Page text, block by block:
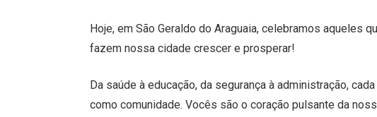
Hoje, em São Geraldo do Araguaia, celebramos aqueles
fazem nossa cidade crescer e prosperar!
Da saúde à educação, da segurança à administração,
como comunidade. Vocês são o coração pulsante da